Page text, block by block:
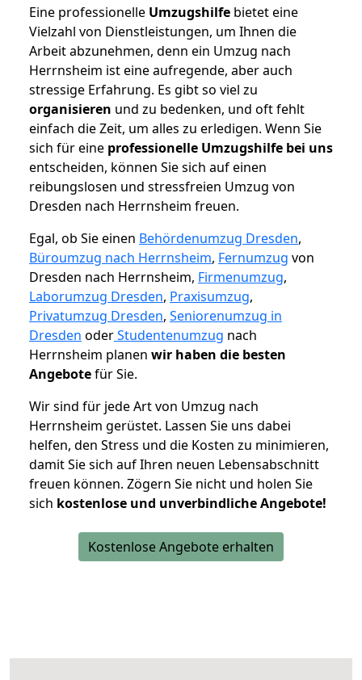
Eine professionelle Umzugshilfe bietet eine
Vielzahl von Dienstleistungen, um Ihnen die
Arbeit abzunehmen, denn ein Umzug nach
Herrnsheim ist eine aufregende, aber auch
stressige Erfahrung. Es gibt so viel zu
organisieren und zu bedenken, und oft fehlt
einfach die Zeit, um alles zu erledigen. Wenn Sie
sich für eine professionelle Umzugshilfe bei uns
entscheiden, können Sie sich auf einen
reibungslosen und stressfreien Umzug von
Dresden nach Herrnsheim freuen.
Egal, ob Sie einen Behördenumzug Dresden,
Büroumzug nach Herrnsheim, Fernumzug von
Dresden nach Herrnsheim, Firmenumzug,
Laborumzug Dresden, Praxisumzug,
Privatumzug Dresden, Seniorenumzug in
Dresden oderStudentenumzug nach
Herrnsheim planen wir haben die besten
Angebotefür Sie.
Wir sind für jede Art von Umzug nach
Herrnsheim gerüstet. Lassen Sie uns dabei
helfen, den Stress und die Kosten zu minimieren,
damit Sie sich auf Ihren neuen Lebensabschnitt
freuen können. Zögern Sie nicht und holen Sie
sich kostenlose und unverbindliche Angebote!
Kostenlose Angebote erhalten